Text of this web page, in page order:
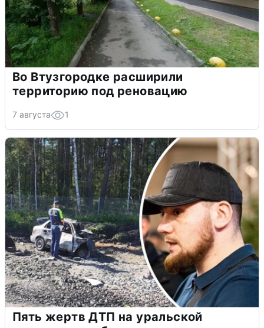
Во Втузгородке расширили
территорию под реновацию
7 августа 1
Пять жертв ДТП на уральской